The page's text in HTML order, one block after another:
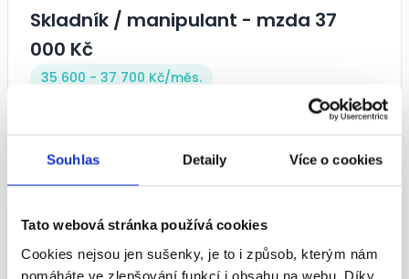
Souhlas Detaily Více o cookies
Tato webová stránka používá cookies
Cookies nejsou jen sušenky, je to i způsob, kterým nám
pomáháte ve zlepšování funkcí i obsahu na webu. Díky
Skladník / manipulant - mzda 37
000 Kč
35 600 - 37 700 Kč/měs.